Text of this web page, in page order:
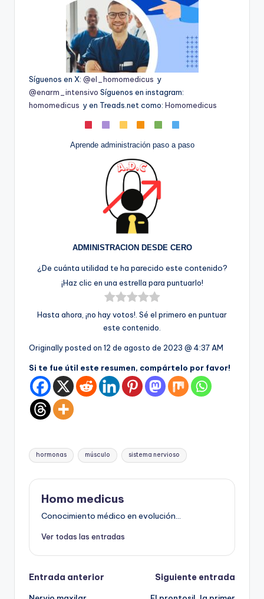
Síguenos en X: @el_homomedicus y
@enarm_intensivo Síguenos en instagram:
homomedicus y en Treads.net como: Homomedicus
Aprende administración paso a paso
ADMINISTRACION DESDE CERO
¿De cuánta utilidad te ha parecido este contenido?
¡Haz clic en una estrella para puntuarlo!
Hasta ahora, ¡no hay votos!. Sé el primero en puntuar
este contenido.
Originally posted on 12 de agosto de 2023 @ 4:37 AM
Si te fue útil este resumen, compártelo por favor!
Etiquetas:
hormonas músculo sistema nervioso
Homo medicus
Conocimiento médico en evolución...
Ver todas las entradas
Navegación
Entrada anterior
Siguiente entrada